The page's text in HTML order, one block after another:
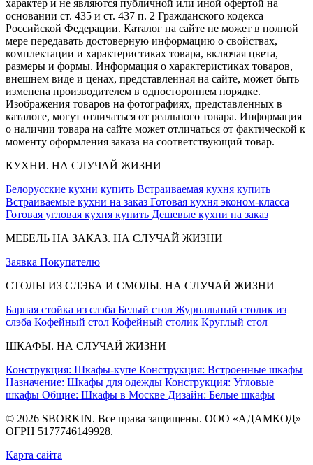
характер и не являются публичной или иной офертой на
основании ст. 435 и ст. 437 п. 2 Гражданского кодекса
Российской Федерации. Каталог на сайте не может в полной
мере передавать достоверную информацию о свойствах,
комплектации и характеристиках товара, включая цвета,
размеры и формы. Информация о характеристиках товаров,
внешнем виде и ценах, представленная на сайте, может быть
изменена производителем в одностороннем порядке.
Изображения товаров на фотографиях, представленных в
каталоге, могут отличаться от реального товара. Информация
о наличии товара на сайте может отличаться от фактической к
моменту оформления заказа на соответствующий товар.
КУХНИ. НА СЛУЧАЙ ЖИЗНИ
Белорусские кухни купить Встраиваемая кухня купить
Встраиваемые кухни на заказ Готовая кухня эконом-класса
Готовая угловая кухня купить Дешевые кухни на заказ
МЕБЕЛЬ НА ЗАКАЗ. НА СЛУЧАЙ ЖИЗНИ
Заявка Покупателю
СТОЛЫ ИЗ СЛЭБА И СМОЛЫ. НА СЛУЧАЙ ЖИЗНИ
Барная стойка из слэба Белый стол Журнальный столик из
слэба Кофейный стол Кофейный столик Круглый стол
ШКАФЫ. НА СЛУЧАЙ ЖИЗНИ
Конструкция: Шкафы-купе Конструкция: Встроенные шкафы
Назначение: Шкафы для одежды Конструкция: Угловые
шкафы Общие: Шкафы в Москве Дизайн: Белые шкафы
© 2026 SBORKIN. Все права защищены. ООО «АДАМКОД»
ОГРН 5177746149928.
Карта сайта